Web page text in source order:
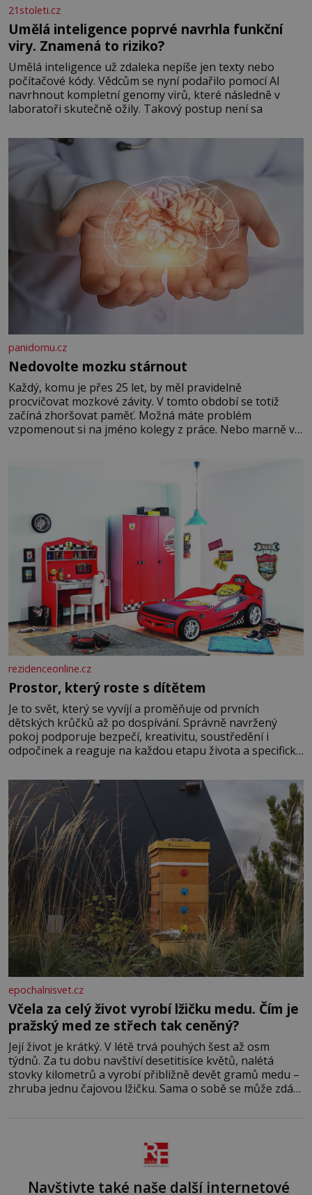
21stoleti.cz
Umělá inteligence poprvé navrhla funkční
viry. Znamená to riziko?
Umělá inteligence už zdaleka nepíše jen texty nebo
počítačové kódy. Vědcům se nyní podařilo pomocí AI
navrhnout kompletní genomy virů, které následně v
laboratoři skutečně ožily. Takový postup není sa
panidomu.cz
Nedovolte mozku stárnout
Každý, komu je přes 25 let, by měl pravidelně
procvičovat mozkové závity. V tomto období se totiž
začíná zhoršovat paměť. Možná máte problém
vzpomenout si na jméno kolegy z práce. Nebo marně v
rezidenceonline.cz
Prostor, který roste s dítětem
Je to svět, který se vyvíjí a proměňuje od prvních
dětských krůčků až po dospívání. Správně navržený
pokoj podporuje bezpečí, kreativitu, soustředění i
odpočinek a reaguje na každou etapu života a specifické
měkkost a bezpečí, proto by pokoj miminka měl působit
především klidně a útulně. Předškolní věk je
epochalnisvet.cz
Včela za celý život vyrobí lžičku medu. Čím je
pražský med ze střech tak ceněný?
Její život je krátký. V létě trvá pouhých šest až osm
týdnů. Za tu dobu navštíví desetitisíce květů, nalétá
stovky kilometrů a vyrobí přibližně devět gramů medu –
zhruba jednu čajovou lžičku. Sama o sobě se může zdát
Navštivte také naše další internetové